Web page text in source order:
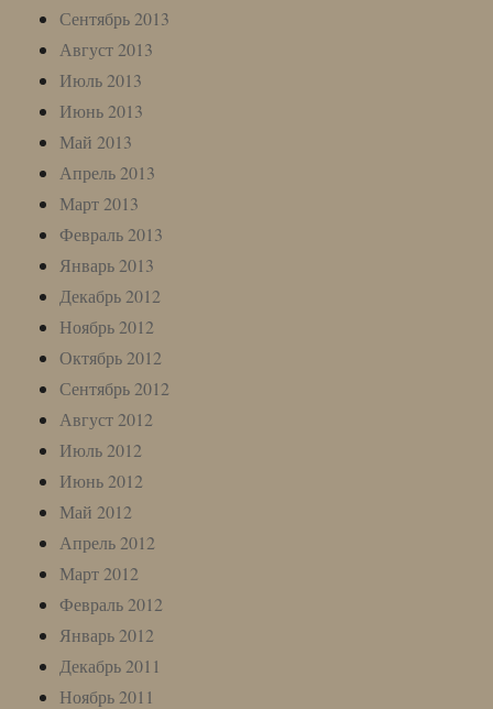
Сентябрь 2013
Август 2013
Июль 2013
Июнь 2013
Май 2013
Апрель 2013
Март 2013
Февраль 2013
Январь 2013
Декабрь 2012
Ноябрь 2012
Октябрь 2012
Сентябрь 2012
Август 2012
Июль 2012
Июнь 2012
Май 2012
Апрель 2012
Март 2012
Февраль 2012
Январь 2012
Декабрь 2011
Ноябрь 2011